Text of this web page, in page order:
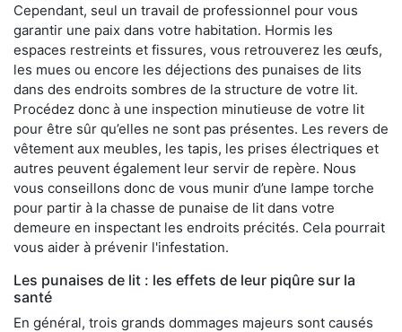
Cependant, seul un travail de professionnel pour vous
garantir une paix dans votre habitation. Hormis les
espaces restreints et fissures, vous retrouverez les œufs,
les mues ou encore les déjections des punaises de lits
dans des endroits sombres de la structure de votre lit.
Procédez donc à une inspection minutieuse de votre lit
pour être sûr qu’elles ne sont pas présentes. Les revers de
vêtement aux meubles, les tapis, les prises électriques et
autres peuvent également leur servir de repère. Nous
vous conseillons donc de vous munir d’une lampe torche
pour partir à la chasse de punaise de lit dans votre
demeure en inspectant les endroits précités. Cela pourrait
vous aider à prévenir l'infestation.
Les punaises de lit : les effets de leur piqûre sur la
santé
En général, trois grands dommages majeurs sont causés